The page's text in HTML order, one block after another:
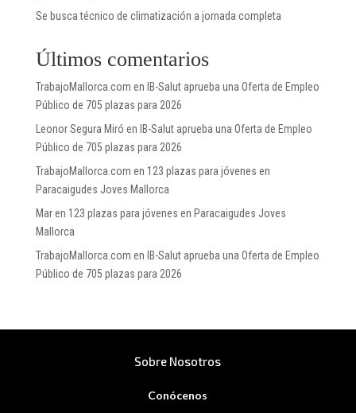
Se busca técnico de climatización a jornada completa
Últimos comentarios
TrabajoMallorca.com en IB-Salut aprueba una Oferta de Empleo
Público de 705 plazas para 2026
Leonor Segura Miró en IB-Salut aprueba una Oferta de Empleo
Público de 705 plazas para 2026
TrabajoMallorca.com en 123 plazas para jóvenes en
Paracaigudes Joves Mallorca
Maren 123 plazas para jóvenes en Paracaigudes Joves
Mallorca
TrabajoMallorca.com en IB-Salut aprueba una Oferta de Empleo
Público de 705 plazas para 2026
Sobre Nosotros
Conócenos